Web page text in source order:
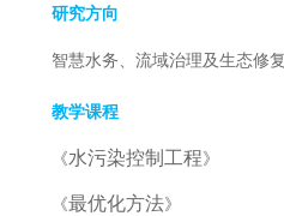
研究方向
智慧水务、流域治理及生态修
教学课程
《水污染控制工程》
《最优化方法》